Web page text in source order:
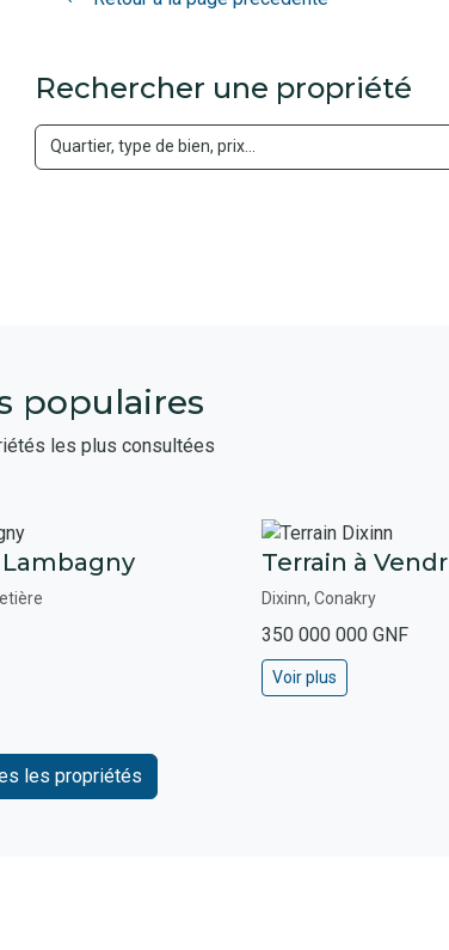
Rechercher une propriété
populaires
les plus consultées
Terrain à
Dixinn, Conakry
350 000 000 GNF
Voir plus
les propriétés